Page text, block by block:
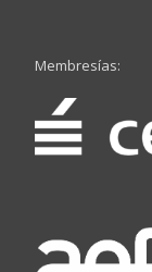
Membresías: